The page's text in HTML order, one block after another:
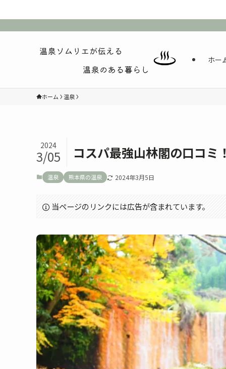
ホー
ホーム 温泉
コスパ最強山林閣の口コミ
2024
3/05
温泉 熊本県の温泉 2024年3月5日
当ページのリンクには広告が含まれています。